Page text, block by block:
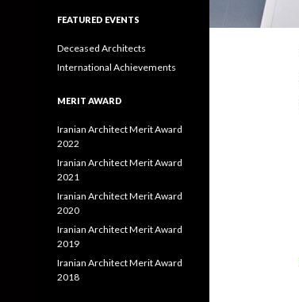
FEATURED EVENTS
Deceased Architects
International Achievements
MERIT AWARD
Iranian Architect Merit Award
2022
Iranian Architect Merit Award
2021
Iranian Architect Merit Award
2020
Iranian Architect Merit Award
2019
Iranian Architect Merit Award
2018